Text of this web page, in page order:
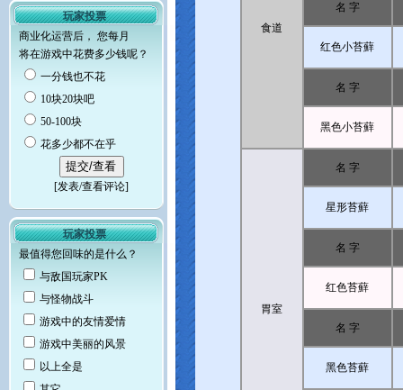
玩家投票
商业化运营后， 您每月
将在游戏中花费多少钱呢？
一分钱也不花
10块20块吧
50-100块
花多少都不在乎
[发表/查看评论]
玩家投票
最值得您回味的是什么？
与敌国玩家PK
与怪物战斗
游戏中的友情爱情
游戏中美丽的风景
以上全是
食道
名 字
红色小苔蘚
名 字
黑色小苔蘚
胃室
名 字
星形苔蘚
名 字
红色苔蘚
名 字
黑色苔蘚